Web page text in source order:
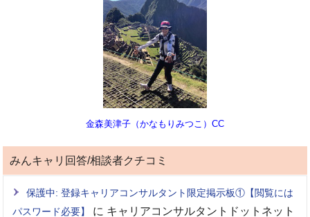
金森美津子（かなもりみつこ）CC
みんキャリ回答/相談者クチコミ
保護中: 登録キャリアコンサルタント限定掲示板①【閲覧には
パスワード必要】
に キャリアコンサルタントドットネット